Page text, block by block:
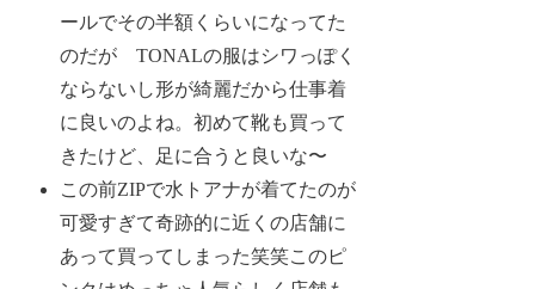
ールでその半額くらいになってた
のだが TONALの服はシワっぽく
ならないし形が綺麗だから仕事着
に良いのよね。初めて靴も買って
きたけど、足に合うと良いな〜
この前ZIPで水トアナが着てたのが
可愛すぎて奇跡的に近くの店舗に
あって買ってしまった笑笑このピ